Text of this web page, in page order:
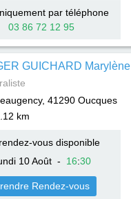
par téléphone
03 86 72 12 95
GUICHARD Marylène
41290 Oucques
km
vous disponible
10 Août - 16:30
Rendez-vous